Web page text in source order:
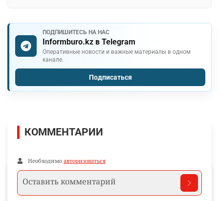
ПОДПИШИТЕСЬ НА НАС
Informburo.kz в Telegram
Оперативные новости и важные материалы в одном
канале.
Подписаться
КОММЕНТАРИИ
Необходимо авторизоваться